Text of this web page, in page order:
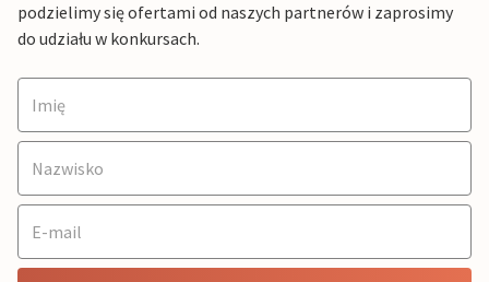
podzielimy się ofertami od naszych partnerów i zaprosimy
do udziału w konkursach.